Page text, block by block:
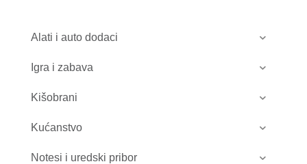
Alati i auto dodaci
Igra i zabava
Kišobrani
Kućanstvo
Notesi i uredski pribor